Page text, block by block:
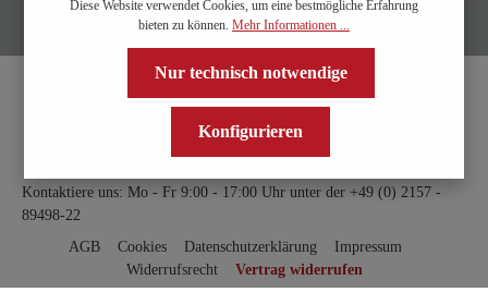
Kontaktiere uns: Mo - Fr 9:00 - 17:00 Uhr unter der +49 (0) 2157 -
89498-22
AGB
Cookies Datenschutzerklärung
Impressum
Widerrufsrecht
Vertrag widerrufen
Diese Website verwendet Cookies, um eine bestmögliche Erfahrung
bieten zu können. Mehr Informationen ...
Nur technisch notwendige
Konfigurieren